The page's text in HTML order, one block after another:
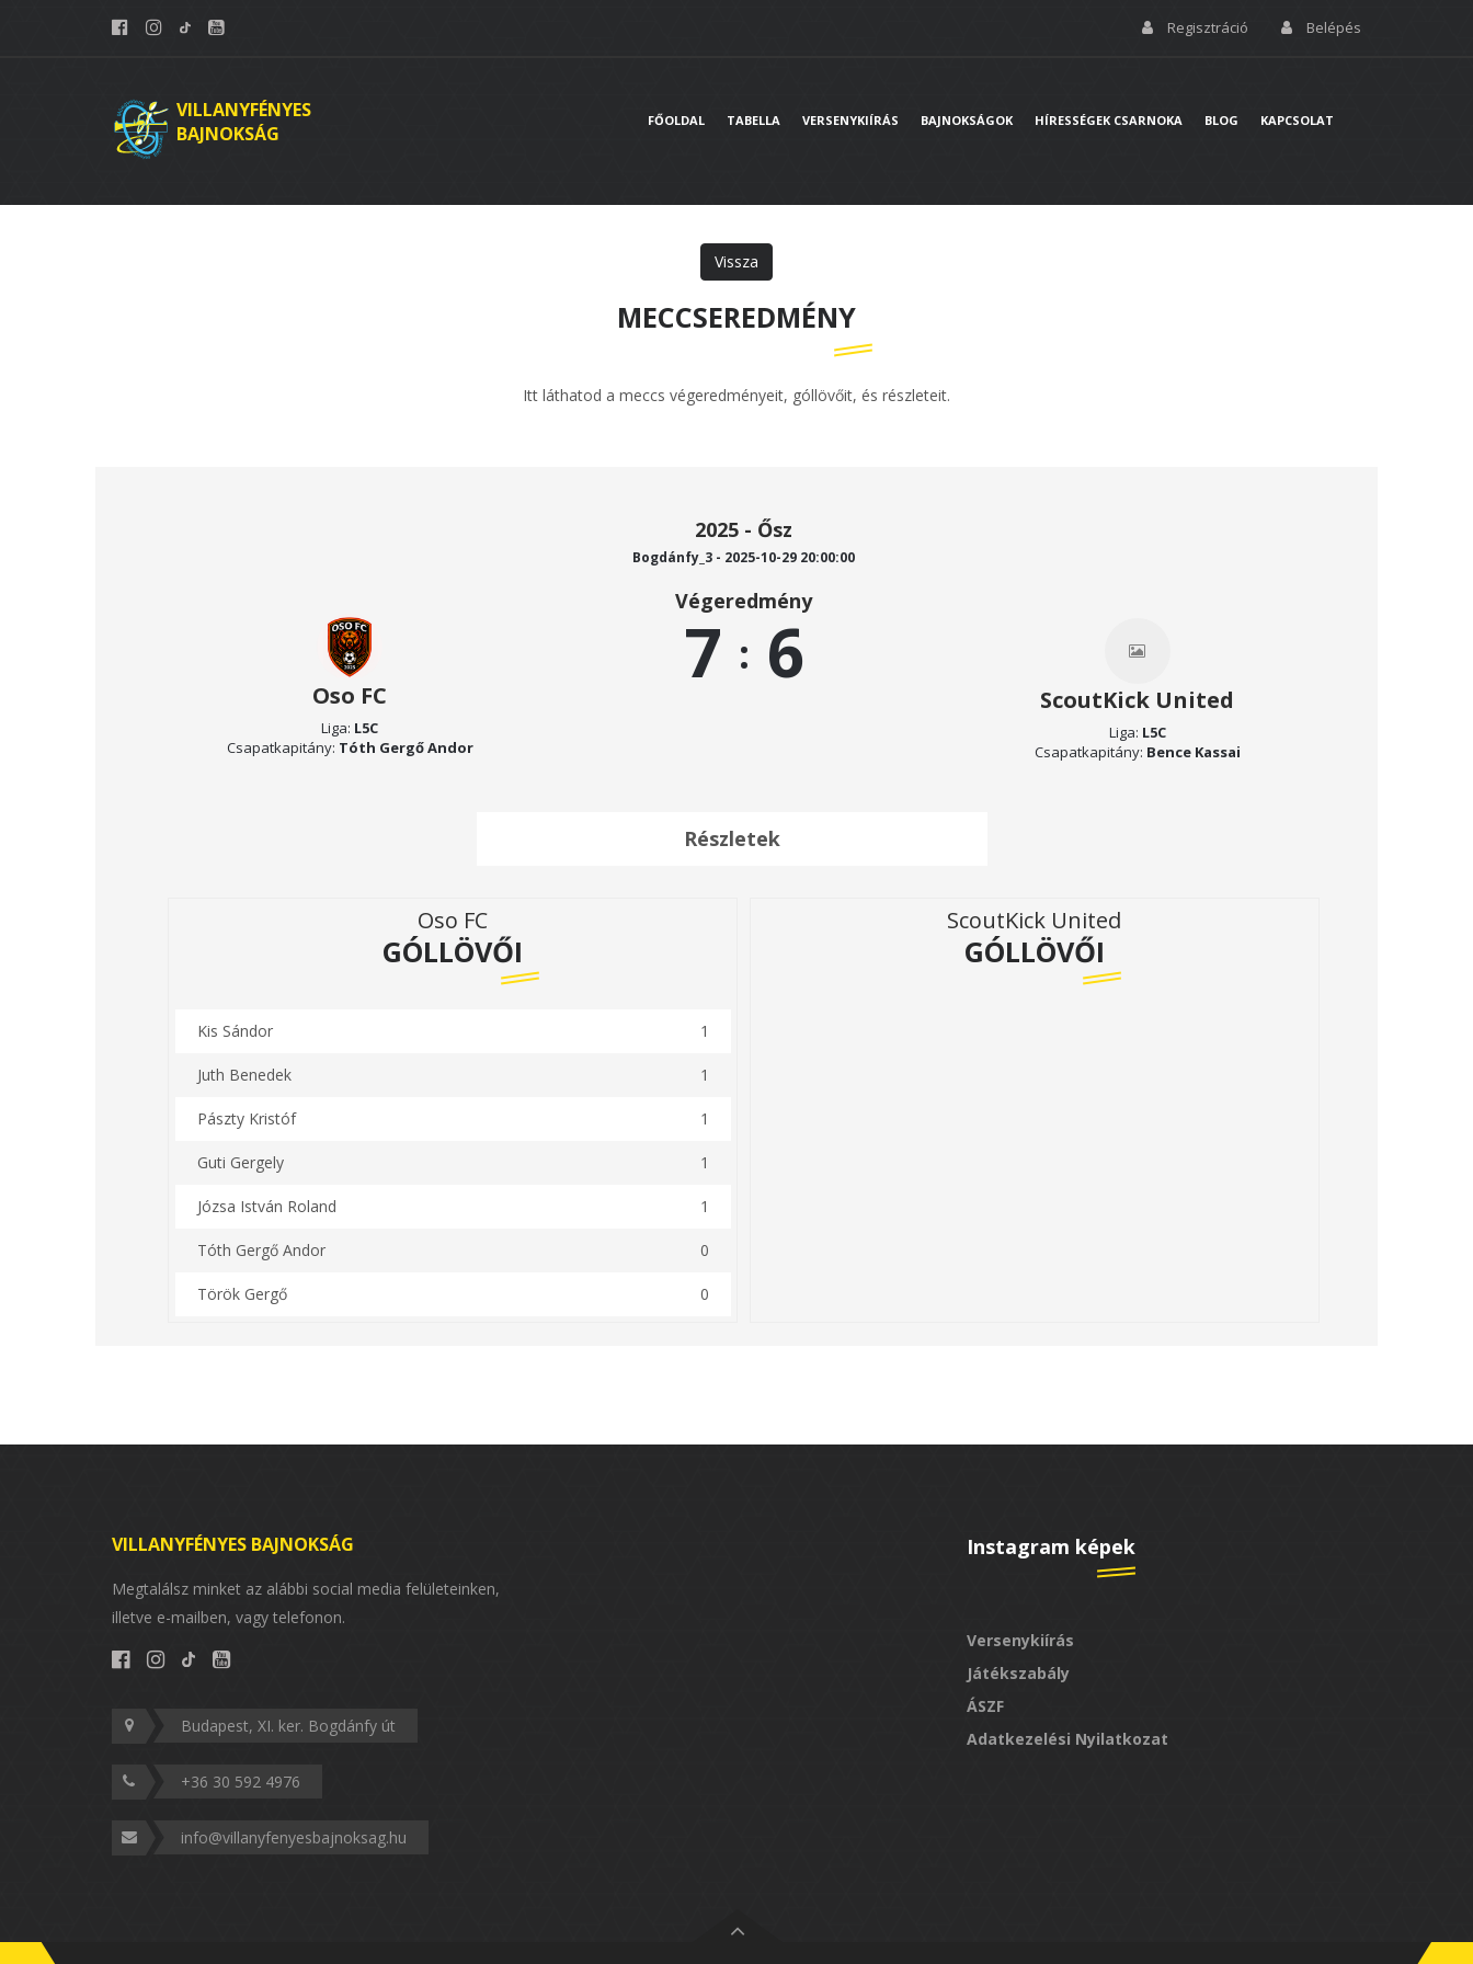
Regisztráció Belépés
VILLANYFÉNYES
BAJNOKSÁG
FŐOLDAL TABELLA VERSENYKIÍRÁS BAJNOKSÁGOK HÍRESSÉGEK CSARNOKA BLOG KAPCSOLAT
Vissza
MECCSEREDMÉNY
Itt láthatod a meccs végeredményeit, góllövőit, és részleteit.
Oso FC
Liga: L5C
Csapatkapitány: Tóth Gergő Andor
2025 - Ősz
Bogdánfy_3 - 2025-10-29 20:00:00
Végeredmény
7 : 6
ScoutKick United
Liga: L5C
Csapatkapitány: Bence Kassai
Részletek
Oso FC
GÓLLÖVŐI
Kis Sándor 1
Juth Benedek 1
Pászty Kristóf 1
Guti Gergely 1
Józsa István Roland 1
Tóth Gergő Andor 0
Török Gergő 0
ScoutKick United
GÓLLÖVŐI
VILLANYFÉNYES BAJNOKSÁG
Megtalálsz minket az alábbi social media felületeinken,
illetve e-mailben, vagy telefonon.
Budapest, XI. ker. Bogdánfy út
+36 30 592 4976
info@villanyfenyesbajnoksag.hu
Instagram képek
Versenykiírás
Játékszabály
ÁSZF
Adatkezelési Nyilatkozat